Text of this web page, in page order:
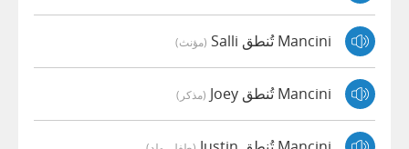
Mancini تُنطق Salli (مؤنث)
Mancini تُنطق Joey (مذكر)